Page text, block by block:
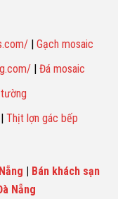
| Gạch mosaic
| Đá mosaic
Thịt lợn gác bếp
| Bán khách sạn
Nẵng